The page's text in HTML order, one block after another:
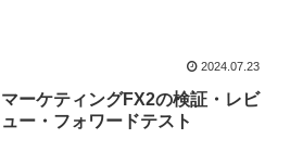
2024.07.23
マーケティングFX2の検証・レビ
ュー・フォワードテスト